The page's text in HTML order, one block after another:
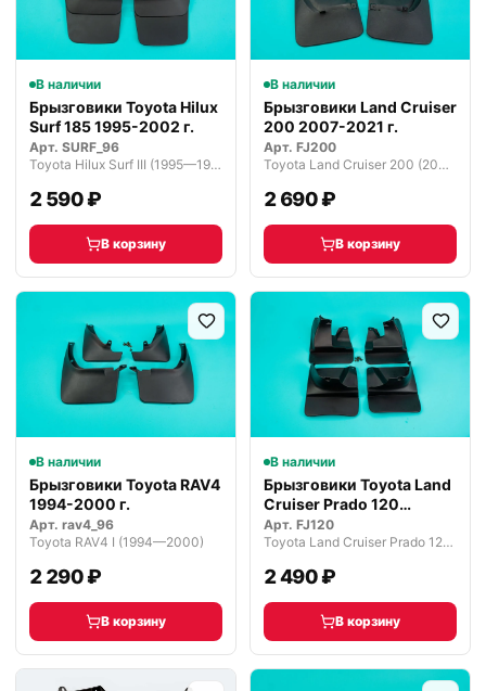
В наличии
Брызговики Toyota Hilux
Surf 185 1995-2002 г.
Арт. SURF_96
Toyota Hilux Surf III (1995—1998)
2 590 ₽
В корзину
В наличии
Брызговики Land Cruiser
200 2007-2021 г.
Арт. FJ200
Toyota Land Cruiser 200 (2007—2012)
2 690 ₽
В корзину
В наличии
Брызговики Toyota RAV4
1994-2000 г.
Арт. rav4_96
Toyota RAV4 I (1994—2000)
2 290 ₽
В корзину
В наличии
Брызговики Toyota Land
Cruiser Prado 120
черные
Арт. FJ120
Toyota Land Cruiser Prado 120 (2002—2007)
2 490 ₽
В корзину